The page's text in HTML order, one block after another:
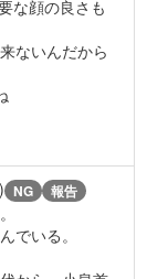
な顔の良さも
ないんだから
NG 報告
でいる。